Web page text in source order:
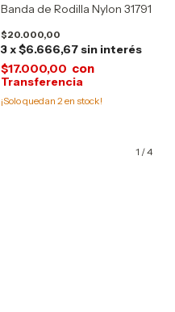
Banda de Rodilla Nylon 31791
$20.000,00
3 x$6.666,67 sin interés
$17.000,00 con
¡Solo quedan 2 en stock!
1 /4